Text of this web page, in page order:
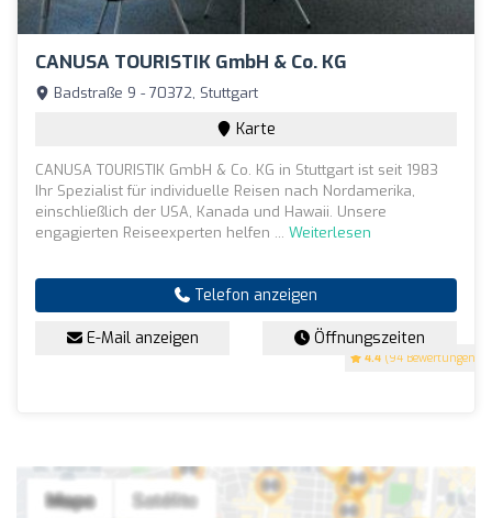
CANUSA TOURISTIK GmbH & Co. KG
4.4 (94 Bewertungen)
Badstraße 9 - 70372, Stuttgart
Karte
CANUSA TOURISTIK GmbH & Co. KG in Stuttgart ist seit 1983
Ihr Spezialist für individuelle Reisen nach Nordamerika,
einschließlich der USA, Kanada und Hawaii. Unsere
engagierten Reiseexperten helfen ... Weiterlesen
Telefon anzeigen
E-Mail anzeigen Öffnungszeiten